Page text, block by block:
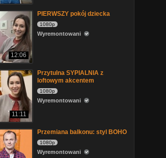
12:06
PIERWSZY pokój dziecka
1080p
Wyremontowani
11:11
Przytulna SYPIALNIA z
loftowym akcentem
1080p
Wyremontowani
Przemiana balkonu: styl BOHO
1080p
Wyremontowani